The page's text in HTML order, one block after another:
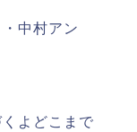
・中村アン
くよどこまで